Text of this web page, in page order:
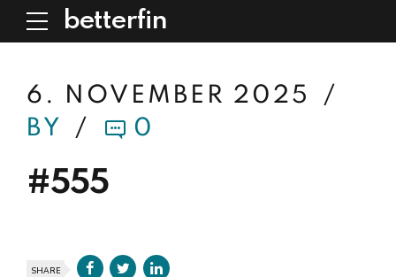
betterfin
6. NOVEMBER 2025
BY
0
#555
SHARE